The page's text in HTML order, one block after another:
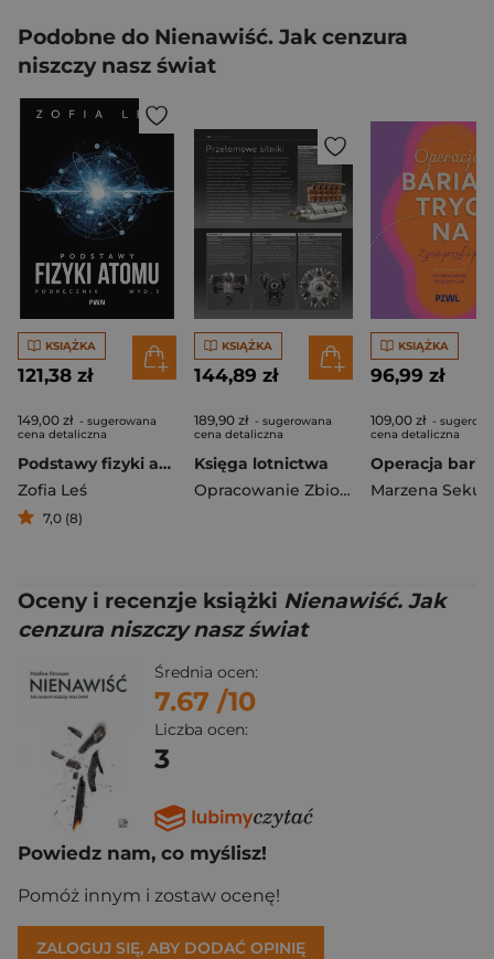
Podobne do Nienawiść. Jak cenzura
niszczy nasz świat
KSIĄŻKA
121,38 zł
149,00 zł - sugerowana
cena detaliczna
Podstawy fizyki atomu
Zofia Leś
7,0 (8)
KSIĄŻKA
144,89 zł
189,90 zł - sugerowana
cena detaliczna
Księga lotnictwa
Opracowanie Zbiorowe
KSIĄŻKA
96,99 zł
109,00 zł -
cena detaliczna
Marzena Sekuła
Oceny i recenzje książki Nienawiść. Jak
cenzura niszczy nasz świat
Średnia ocen:
7.67 /10
Liczba ocen:
3
Powiedz nam, co myślisz!
Pomóż innym i zostaw ocenę!
ZALOGUJ SIĘ, ABY DODAĆ OPINIĘ